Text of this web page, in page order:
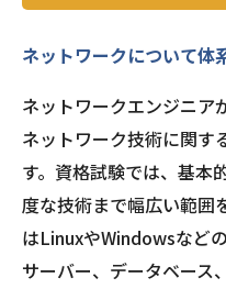
ネットワークについて体
ネットワークエンジニア
ネットワーク技術に関す
す。資格試験では、基本
度な技術まで幅広い範囲
はLinuxやWindowsなど
サーバー、データベース